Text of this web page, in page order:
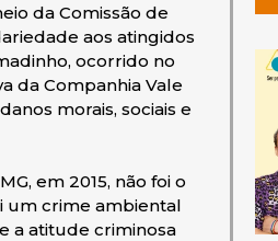
da Comissão de
aos atingidos
ocorrido no
da Companhia Vale
morais, sociais e
em 2015, não foi o
um crime ambiental
a atitude criminosa